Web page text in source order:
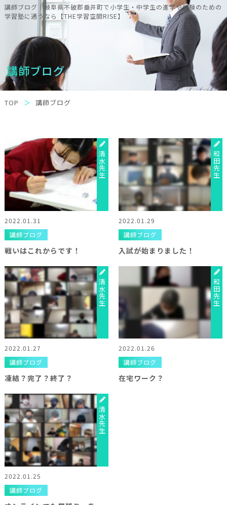
講師ブログ｜岐阜県不破郡垂井町で小学生・中学生の進学や受験のための
学習塾に通うなら【THE学習空間RISE】
講師ブログ
TOP 講師ブログ
清水先生
2022.01.31
講師ブログ
戦いはこれからです！
和田先生
2022.01.29
講師ブログ
入試が始まりました！
清水先生
2022.01.27
講師ブログ
凍結？完了？終了？
和田先生
2022.01.26
講師ブログ
在宅ワーク？
清水先生
2022.01.25
講師ブログ